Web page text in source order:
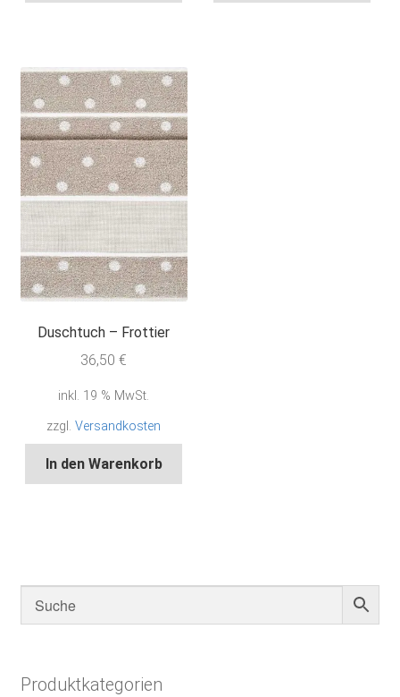
Duschtuch – Frottier
36,50€
inkl. 19 % MwSt.
zzgl.Versandkosten
In den Warenkorb
Produktkategorien